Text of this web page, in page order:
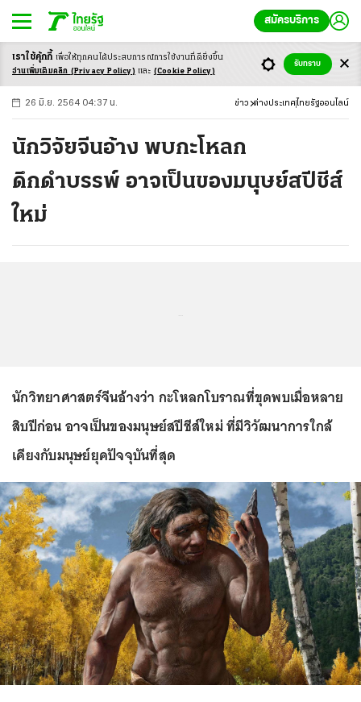
สมัครบริการ
-ก ก ก+
26 มิ.ย. 2564 04:37 น. ข่าว ต่างประเทศ ไทยรัฐออนไลน์
นักวิจัยจีนอ้าง พบกะโหลก
ดึกดำบรรพ์ อาจเป็นของมนุษย์สปีชีส์
ใหม่
นักวิทยาศาสตร์จีนอ้างว่า กะโหลกโบราณที่ขุดพบเมื่อหลาย
สิบปีก่อน อาจเป็นของมนุษย์สปีชีส์ใหม่ ที่มีวิวัฒนาการใกล้
เคียงกับมนุษย์ยุคปัจจุบันที่สุด
เราใช้คุ้กกี้ เพื่อให้ทุกคนได้ประสบการณ์การใช้งานที่ดียิ่งขึ้น
อ่านเพิ่มเติมคลิก (Privacy Policy) และ (Cookie Policy)
รับทราบ